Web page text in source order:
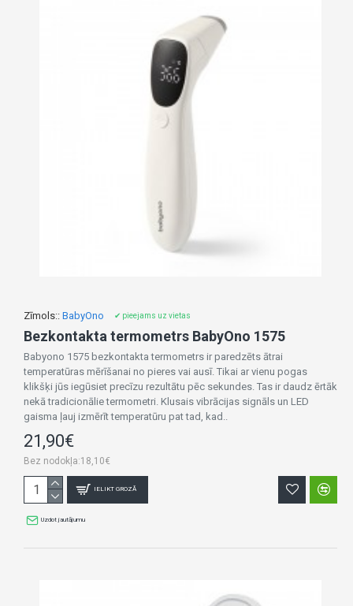
Zīmols:: BabyOno ✔ pieejams uz vietas
Bezkontakta termometrs BabyOno 1575
Babyono 1575 bezkontakta termometrs ir paredzēts ātrai
temperatūras mērīšanai no pieres vai ausī. Tikai ar vienu pogas
klikšķi jūs iegūsiet precīzu rezultātu pēc sekundes. Tas ir daudz ērtāk
nekā tradicionālie termometri. Klusais vibrācijas signāls un LED
gaisma ļauj izmērīt temperatūru pat tad, kad..
21,90€
Bez nodokļa:18,10€
IELIKT GROZĀ
Uzdot jautājumu